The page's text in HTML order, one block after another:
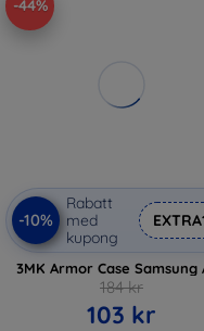
-44%
-10%
Rabatt
med
kupong
3MK Armor Case Samsung
184 kr
103 kr